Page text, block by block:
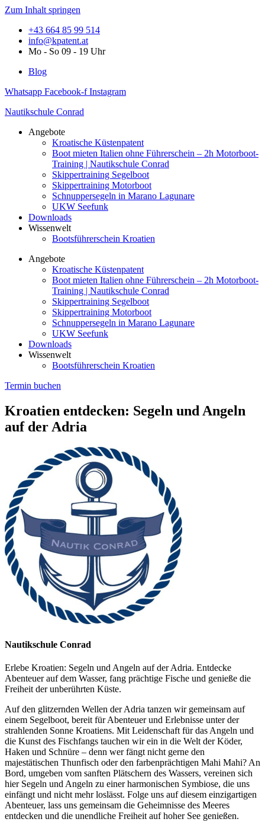
Zum Inhalt springen
+43 664 85 99 514
info@kpatent.at
Mo - So 09 - 19 Uhr
Blog
Whatsapp Facebook-f Instagram
Nautikschule Conrad
Angebote
Kroatische Küstenpatent
Boot mieten Italien ohne Führerschein – 2h Motorboot-
Training | Nautikschule Conrad
Skippertraining Segelboot
Skippertraining Motorboot
Schnuppersegeln in Marano Lagunare
UKW Seefunk
Downloads
Wissenwelt
Bootsführerschein Kroatien
Angebote
Kroatische Küstenpatent
Boot mieten Italien ohne Führerschein – 2h Motorboot-
Training | Nautikschule Conrad
Skippertraining Segelboot
Skippertraining Motorboot
Schnuppersegeln in Marano Lagunare
UKW Seefunk
Downloads
Wissenwelt
Bootsführerschein Kroatien
Termin buchen
Kroatien entdecken: Segeln und Angeln
auf der Adria
Nautikschule Conrad
Erlebe Kroatien: Segeln und Angeln auf der Adria. Entdecke
Abenteuer auf dem Wasser, fang prächtige Fische und genieße die
Freiheit der unberührten Küste.
Auf den glitzernden Wellen der Adria tanzen wir gemeinsam auf
einem Segelboot, bereit für Abenteuer und Erlebnisse unter der
strahlenden Sonne Kroatiens. Mit Leidenschaft für das Angeln und
die Kunst des Fischfangs tauchen wir ein in die Welt der Köder,
Haken und Schnüre – denn wer fängt nicht gerne den
majestätischen Thunfisch oder den farbenprächtigen Mahi Mahi? An
Bord, umgeben vom sanften Plätschern des Wassers, vereinen sich
hier Segeln und Angeln zu einer harmonischen Symbiose, die uns
einfängt und nicht mehr loslässt. Folge uns auf diesem einzigartigen
Abenteuer, lass uns gemeinsam die Geheimnisse des Meeres
entdecken und die unendliche Freiheit auf hoher See genießen.